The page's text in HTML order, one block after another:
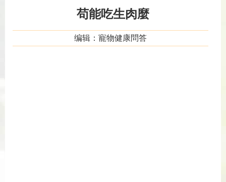
苟能吃生肉麼
编辑：寵物健康問答